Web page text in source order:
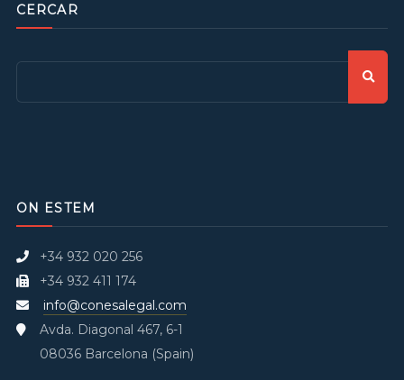
CERCAR
ON ESTEM
+34 932 020 256
+34 932 411 174
info@conesalegal.com
Avda. Diagonal 467, 6-1
08036 Barcelona (Spain)